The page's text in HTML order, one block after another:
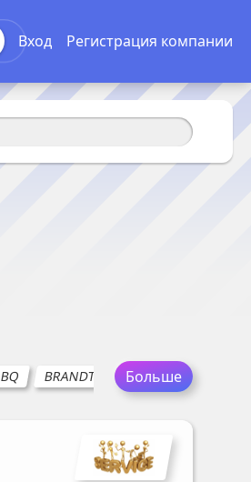
Вход Регистрация компании
BQ BRANDT BRAUN CASO
Больше